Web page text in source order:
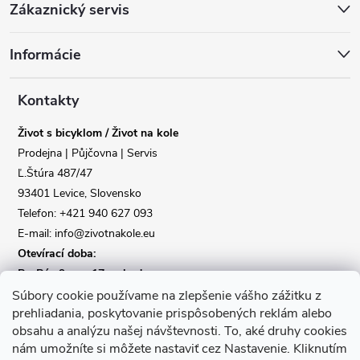
Súbory cookie používame na zlepšenie vášho zážitku z
prehliadania, poskytovanie prispôsobených reklám alebo
obsahu a analýzu našej návštevnosti. To, aké druhy cookies
nám umožníte si môžete nastaviť cez Nastavenie. Kliknutím
p
Zákaznický servis
Informácie
Kontakty
Život s bicyklom / Život na kole
Prodejna | Půjčovna | Servis
Ľ.Štúra 487/47
93401 Levice, Slovensko
Telefon: +421 940 627 093
E-mail: info@zivotnakole.eu
Otevírací doba:
Po-Pá : 9,oo - 17,oo hod
So : 9,oo - 12,oo | Ne : Zavřeno
Kontaktní formulář